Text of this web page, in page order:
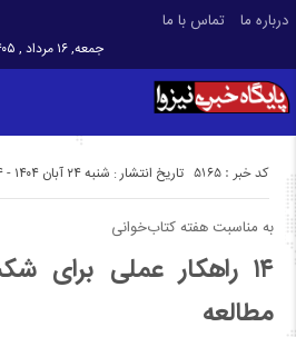
درباره ما تماس با ما
جمعه, ۱۶ مرداد , ۱۴۰۵
تاریخ انتشار : شنبه ۲۴ آبان ۱۴۰۴ - ۹:۴۴ کد خبر : 5165
به مناسبت هفته کتاب‌خوانی
۱۴ راهکار عملی
مطالعه